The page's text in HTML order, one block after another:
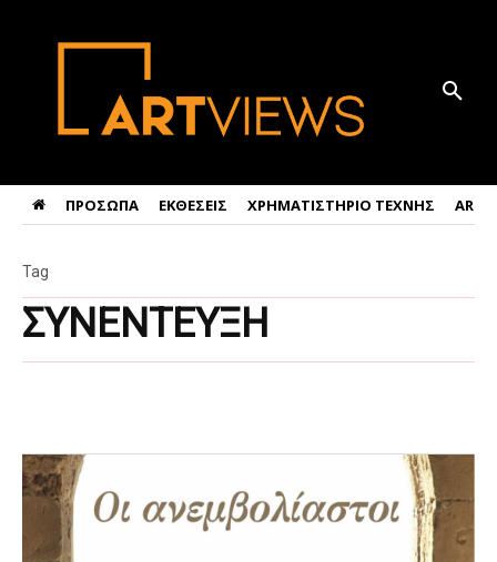
ΠΡΟΣΩΠΑ ΕΚΘΕΣΕΙΣ ΧΡΗΜΑΤΙΣΤΗΡΙΟ ΤΕΧΝΗΣ ART
ΣΥΝΕΝΤΕΥΞΗ
Tag